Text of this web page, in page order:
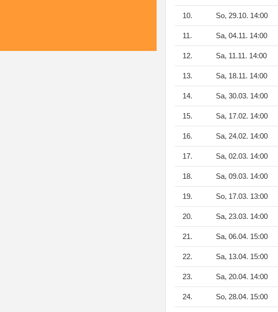
10. So, 29.10. 14:00
11. Sa, 04.11. 14:00
12. Sa, 11.11. 14:00
13. Sa, 18.11. 14:00
14. Sa, 30.03. 14:00
15. Sa, 17.02. 14:00
16. Sa, 24.02. 14:00
17. Sa, 02.03. 14:00
18. Sa, 09.03. 14:00
19. So, 17.03. 13:00
20. Sa, 23.03. 14:00
21. Sa, 06.04. 15:00
22. Sa, 13.04. 15:00
23. Sa, 20.04. 14:00
24. So, 28.04. 15:00